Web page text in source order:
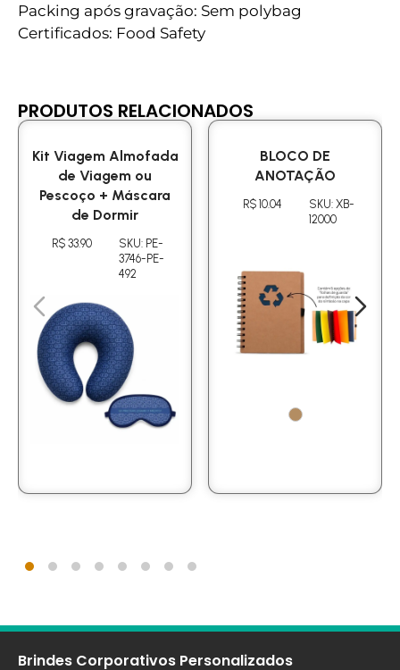
Packing após gravação: Sem polybag
Certificados: Food Safety
PRODUTOS RELACIONADOS
Kit Viagem Almofada
de Viagem ou
Pescoço + Máscara
de Dormir
R$ 33.90
SKU: PE-
3746-PE-
492
BLOCO DE
ANOTAÇÃO
R$ 10.04
SKU: XB-
12000
Brindes Corporativos Personalizados